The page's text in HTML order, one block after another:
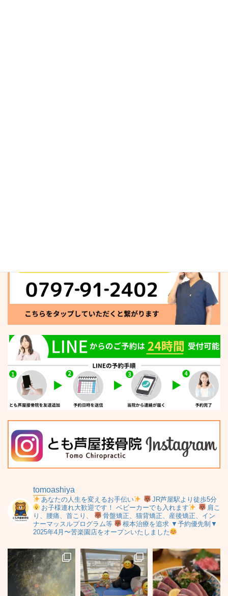
tomoashiya
あなたの人生を変えるお手伝い
JR芦屋駅より徒歩5分
お子様連れ大歓迎です！ ベビーカーでも入れます
肩こ
り、腰痛、首こり、
骨盤矯正、猫背矯正、産後矯正、イン
ナーマッスルプログラム等
根本治療を追求 ▼予約優先制▼
2025年4月〜苦楽園店をオープンいたしました